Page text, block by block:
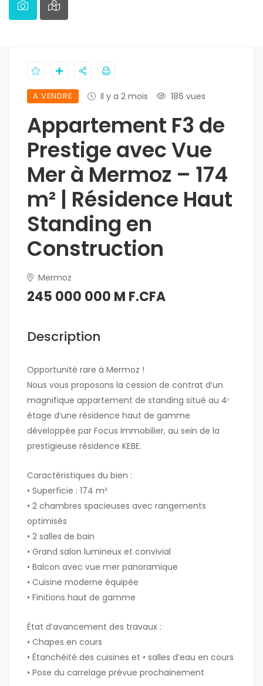
A VENDRE Il y a 2 mois 186 vues
Appartement F3 de
Prestige avec Vue
Mer à Mermoz – 174
m² | Résidence Haut
Standing en
Construction
Mermoz
245 000 000 M F.CFA
Description
Opportunité rare à Mermoz !
Nous vous proposons la cession de contrat d’un
magnifique appartement de standing situé au 4ᵉ
étage d’une résidence haut de gamme
développée par Focus Immobilier, au sein de la
prestigieuse résidence KEBE.
Caractéristiques du bien :
• Superficie : 174 m²
• 2 chambres spacieuses avec rangements
optimisés
• 2 salles de bain
• Grand salon lumineux et convivial
• Balcon avec vue mer panoramique
• Cuisine moderne équipée
• Finitions haut de gamme
État d’avancement des travaux :
• Chapes en cours
• Étanchéité des cuisines et • salles d’eau en cours
• Pose du carrelage prévue prochainement